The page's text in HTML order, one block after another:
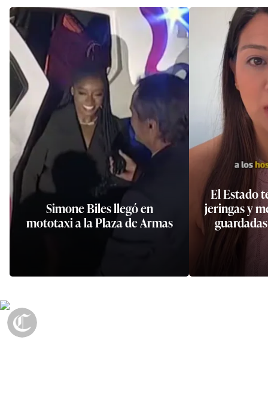
Simone Biles llegó en
mototaxi a la Plaza de Armas
El Estado
jeringas y